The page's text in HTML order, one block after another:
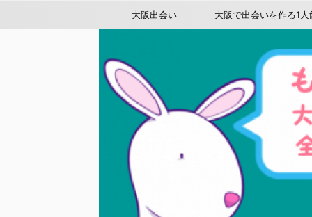
大阪出会い 大阪で出会いを作る1人
最適な方法〜